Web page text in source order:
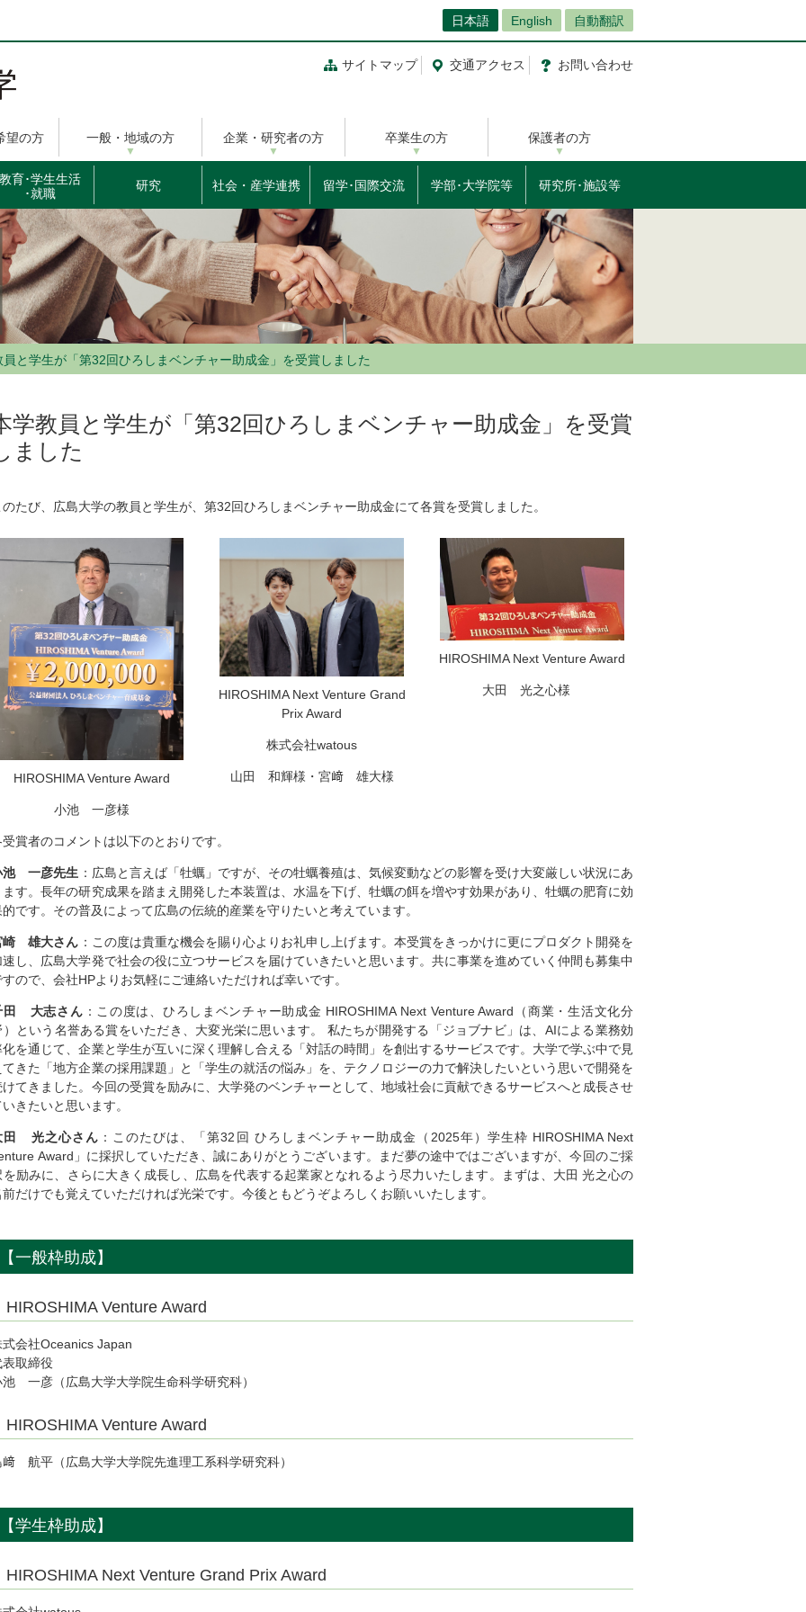
日本語 English 自動翻訳
サイトマップ 交通アクセス お問い合わせ
望の方 一般・地域の方 企業・研究者の方 卒業生の方 保護者の方
教育･学生生活
･就職
研究 社会・産学連携 留学･国際交流 学部･大学院等 研究所･施設等
員と学生が「第32回ひろしまベンチャー助成金」を受賞しました
学教員と学生が「第32回ひろしまベンチャー助成金」を受賞
ました
のたび、広島大学の教員と学生が、第32回ひろしまベンチャー助成金にて各賞を受賞しました。
HIROSHIMA Venture Award
小池 一彦様
HIROSHIMA Next Venture Grand
Prix Award
株式会社watous
山田 和輝様・宮﨑 雄大様
HIROSHIMA Next Venture Award
大田 光之心様
受賞者のコメントは以下のとおりです。
池 一彦先生 ：広島と言えば「牡蠣」ですが、その牡蠣養殖は、気候変動などの影響を受け大変厳しい状況にあ
ます。長年の研究成果を踏まえ開発した本装置は、水温を下げ、牡蠣の餌を増やす効果があり、牡蠣の肥育に効
的です。その普及によって広島の伝統的産業を守りたいと考えています。
崎 雄大さん ：この度は貴重な機会を賜り心よりお礼申し上げます。本受賞をきっかけに更にプロダクト開発を
速し、広島大学発で社会の役に立つサービスを届けていきたいと思います。共に事業を進めていく仲間も募集中
すので、会社HPよりお気軽にご連絡いただければ幸いです。
田 大志さん ：この度は、ひろしまベンチャー助成金 HIROSHIMA Next Venture Award（商業・生活文化分
）という名誉ある賞をいただき、大変光栄に思います。 私たちが開発する「ジョブナビ」は、AIによる業務効
化を通じて、企業と学生が互いに深く理解し合える「対話の時間」を創出するサービスです。大学で学ぶ中で見
てきた「地方企業の採用課題」と「学生の就活の悩み」を、テクノロジーの力で解決したいという思いで開発を
けてきました。今回の受賞を励みに、大学発のベンチャーとして、地域社会に貢献できるサービスへと成長させ
いきたいと思います。
田 光之心さん ：このたびは、「第32回 ひろしまベンチャー助成金（2025年）学生枠 HIROSHIMA Next
Award」に採択していただき、誠にありがとうございます。まだ夢の途中ではございますが、今回のご採
を励みに、さらに大きく成長し、広島を代表する起業家となれるよう尽力いたします。まずは、大田 光之心の
前だけでも覚えていただければ光栄です。今後ともどうぞよろしくお願いいたします。
【一般枠助成】
HIROSHIMA Venture Award
式会社Oceanics Japan
表取締役
池 一彦（広島大学大学院生命科学研究科）
HIROSHIMA Venture Award
﨑 航平（広島大学大学院先進理工系科学研究科）
【学生枠助成】
HIROSHIMA Next Venture Grand Prix Award